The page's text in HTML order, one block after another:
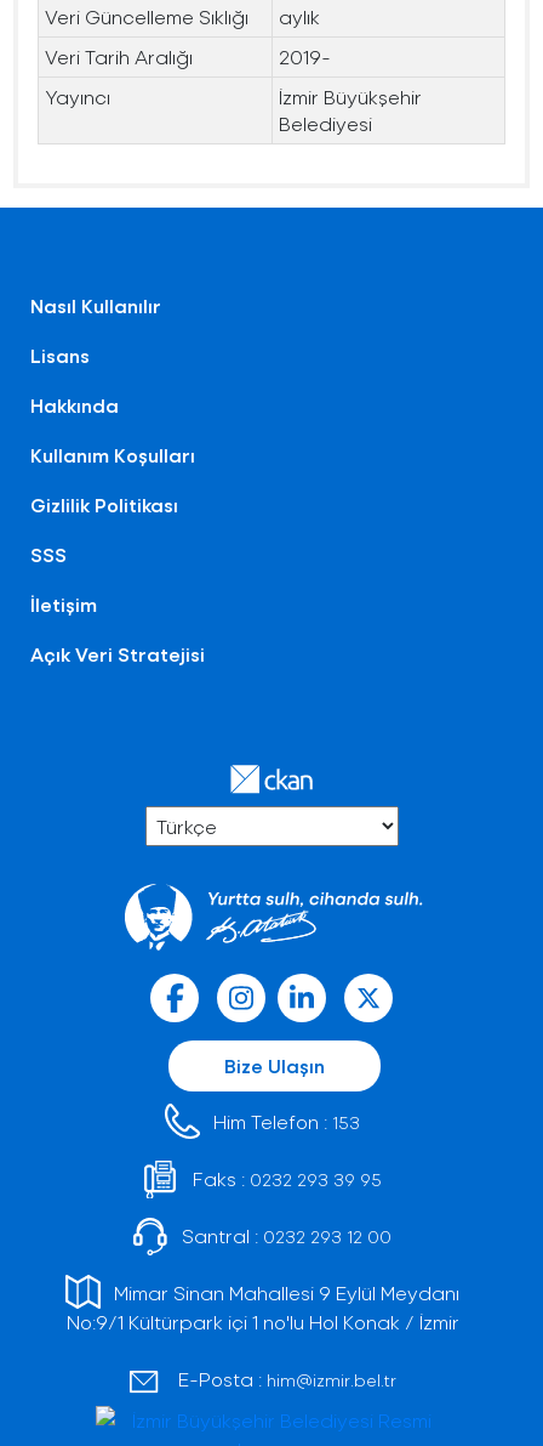
Veri Güncelleme Sıklığı
aylık
Veri Tarih Aralığı
2019-
Yayıncı
İzmir Büyükşehir
Belediyesi
Nasıl Kullanılır
Lisans
Hakkında
Kullanım Koşulları
Gizlilik Politikası
SSS
İletişim
Açık Veri Stratejisi
Bize Ulaşın
Him Telefon : 153
Faks : 0232 293 39 95
Santral : 0232 293 12 00
Mimar Sinan Mahallesi 9 Eylül Meydanı
No:9/1 Kültürpark içi 1 no'lu Hol Konak / İzmir
E-Posta : him@izmir.bel.tr